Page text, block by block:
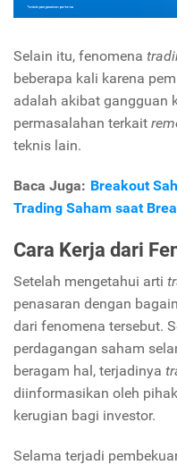
Selain itu, fenomena
beberapa kali karena
adalah akibat gangguan
permasalahan terkait
teknis lain.
Baca Juga: Breakout
Trading Saham saat
Cara Kerja dari
Setelah mengetahui arti
penasaran dengan
dari fenomena tersebut.
perdagangan saham
beragam hal, terjadinya
diinformasikan oleh
kerugian bagi investor.
Selama terjadi